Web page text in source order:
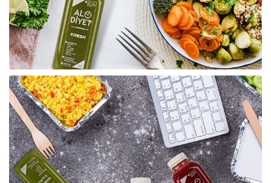
Raf ve Depo Sistemleri
Reklam - Tanıtım - PR ve İnternet
Seyahat - Rent A Car
Tabela - Dijital Baskı